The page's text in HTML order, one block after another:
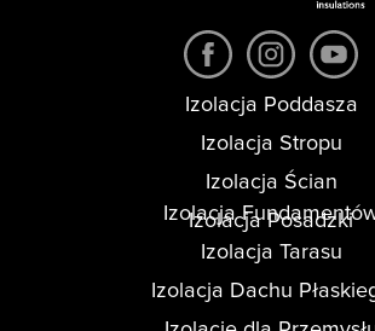
Izolacja Poddasza
Izolacja Stropu
Izolacja Ścian
Izolacja Posadzki
Izolacja
Izolacja Tarasu
Izolacja Dachu